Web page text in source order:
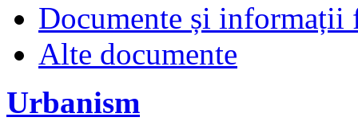
Documente și informații
Alte documente
Urbanism